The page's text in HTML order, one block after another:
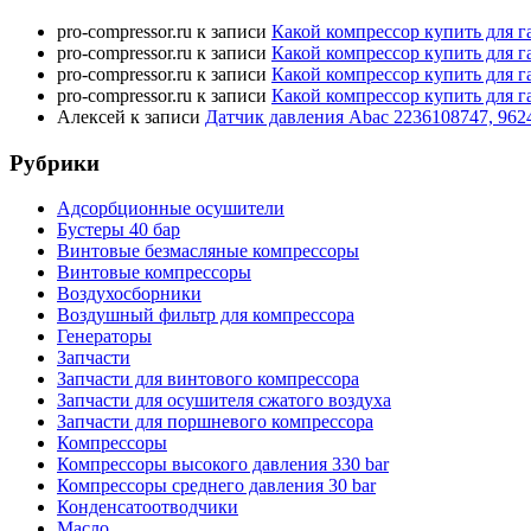
pro-compressor.ru к записи Какой компрессор купить для
pro-compressor.ru к записи Какой компрессор купить для
pro-compressor.ru к записи Какой компрессор купить для
pro-compressor.ru к записи Какой компрессор купить для
Алексей к записи Датчик давления Abac 2236108747,
Рубрики
Адсорбционные осушители
Бустеры 40 бар
Винтовые безмасляные компрессоры
Винтовые компрессоры
Воздухосборники
Воздушный фильтр для компрессора
Генераторы
Запчасти
Запчасти для винтового компрессора
Запчасти для осушителя сжатого воздуха
Запчасти для поршневого компрессора
Компрессоры
Компрессоры высокого давления 330 bar
Компрессоры среднего давления 30 bar
Конденсатоотводчики